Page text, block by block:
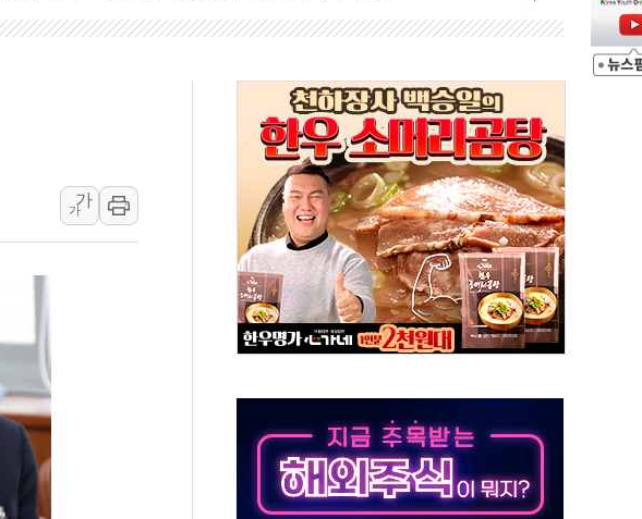
…"이르면 다음 주"
근 1주일 이상 '올스톱'… 美 해상봉쇄 영향
은 "또 개입했나" 촉각
美 고용 쇼크에 반도체주 '활짝'
리 인상 우려 후퇴…나스닥 선물 1%대 상승
'쇼크'…9월 금리 인상 기대 후퇴
협정 체결
안·클라우드플레어·태양광주↑ VS 트레이드데스크·웬디스↓
군 실종자 7359명 끝까지 찾겠다"
워시엔 톤 낮춰
정설...포항시 '시끌'
년 밑거름…수도권 집중 완화 전환점"
회의' 주재… "전폭적 공급 확대·속도전 총력"
부과…美 태양광주 급등
가
가